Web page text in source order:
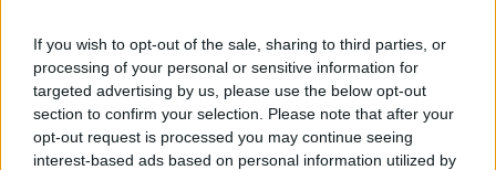
If you wish to opt-out of the sale, sharing to third parties, or
processing of your personal or sensitive information for
targeted advertising by us, please use the below opt-out
section to confirm your selection. Please note that after your
opt-out request is processed you may continue seeing
interest-based ads based on personal information utilized by
al realizar o recibir pagos con el IBAN Poste Italiane. Si
sospecha que su IBAN Poste Italiane se ha visto
comprometido, es importante que se ponga en contacto
con Poste Italiane inmediatamente.